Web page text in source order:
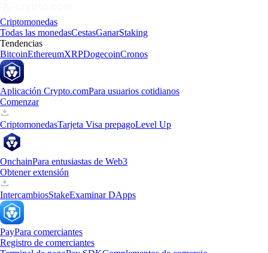
Criptomonedas
Todas las monedasCestasGanarStaking
Tendencias
BitcoinEthereumXRPDogecoinCronos
Aplicación Crypto.comPara usuarios cotidianos
Comenzar
CriptomonedasTarjeta Visa prepagoLevel Up
OnchainPara entusiastas de Web3
Obtener extensión
IntercambiosStakeExaminar DApps
PayPara comerciantes
Registro de comerciantes